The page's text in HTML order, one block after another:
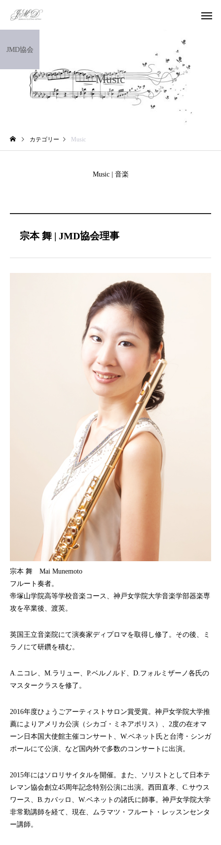
Dance
Music
JMD協会
カテゴリー Music
Music | 音楽
宗本 舞 | JMD協会理事
宗本 舞 Mai Munemoto
フルート奏者。
帝塚山学院高等学校音楽コース、神戸女学院大学音楽学部器楽専
攻を卒業後、渡英。
英国王立音楽院にて演奏家ディプロマを取得し修了。その後、ミ
ラノにて研鑽を積む。
A.ニコレ、M.ラリュー、P.ベルノルド、D.フォルミザーノ各氏の
マスタークラスを修了。
2016年度ひょうごアーティストサロン賞受賞。神戸女学院大学推
薦によりアメリカ公演（シカゴ・ミネアポリス）、2度の在オマ
ーン日本国大使館主催コンサート、W.ベネット氏と台湾・シンガ
ポールにて公演、など国内外で多数のコンサートに出演。
2015年にはソロリサイタルを開催。また、ソリストとして日本テ
レマン協会創立45周年記念特別公演に出演。西田直孝、C.サウス
ワース、B.カバッロ、W.ベネットの諸氏に師事。神戸女学院大学
非常勤講師を経て、現在、ムラマツ・フルート・レッスンセンタ
ー講師。